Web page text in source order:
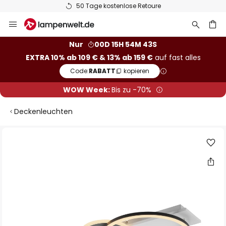
50 Tage kostenlose Retoure
Inhalt
Nur
00D 15H 54M 42S
EXTRA 10% ab 109 € & 13% ab 159 €auf fast alles
Code:RABATT kopieren
WOW Week:Bis zu -70%
Deckenleuchten